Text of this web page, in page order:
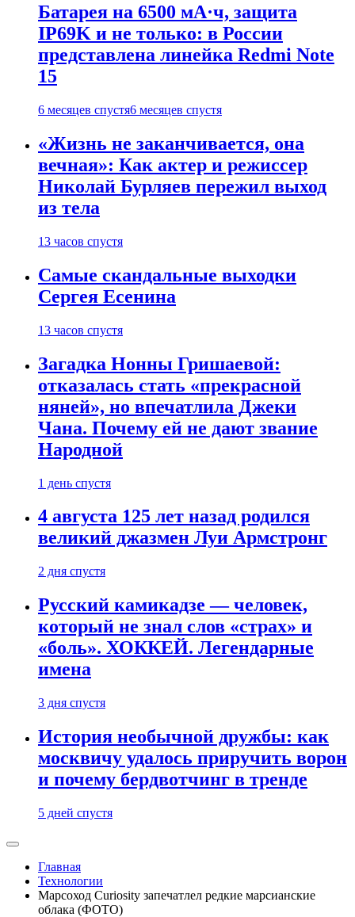
Батарея на 6500 мА·ч, защита
IP69K и не только: в России
представлена линейка Redmi Note
15
6 месяцев спустя6 месяцев спустя
«Жизнь не заканчивается, она
вечная»: Как актер и режиссер
Николай Бурляев пережил выход
из тела
13 часов спустя
Самые скандальные выходки
Сергея Есенина
13 часов спустя
Загадка Нонны Гришаевой:
отказалась стать «прекрасной
няней», но впечатлила Джеки
Чана. Почему ей не дают звание
Народной
1 день спустя
4 августа 125 лет назад родился
великий джазмен Луи Армстронг
2 дня спустя
Русский камикадзе — человек,
который не знал слов «страх» и
«боль». ХОККЕЙ. Легендарные
имена
3 дня спустя
История необычной дружбы: как
москвичу удалось приручить ворон
и почему бердвотчинг в тренде
5 дней спустя
Главная
Технологии
Марсоход Curiosity запечатлел редкие марсианские
облака (ФОТО)